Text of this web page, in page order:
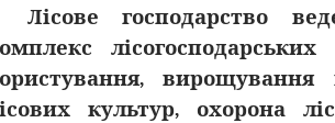
Лісове господарство
вирощування
культур, охорона